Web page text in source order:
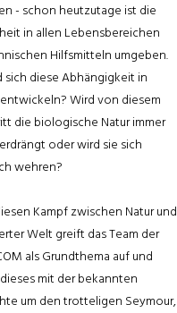
- schon heutzutage ist die
in allen Lebensbereichen
Hilfsmitteln umgeben.
sich diese Abhängigkeit in
Wird von diesem
die biologische Natur immer
oder wird sie sich
wehren?
Kampf zwischen Natur und
Welt greift das Team der
als Grundthema auf und
mit der bekannten
um den trotteligen Seymour,